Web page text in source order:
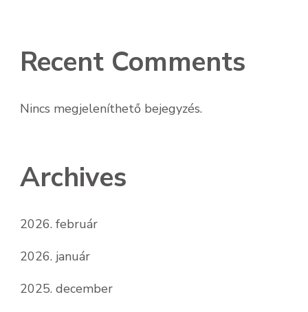
Recent Comments
Nincs megjeleníthető bejegyzés.
Archives
2026. február
2026. január
2025. december